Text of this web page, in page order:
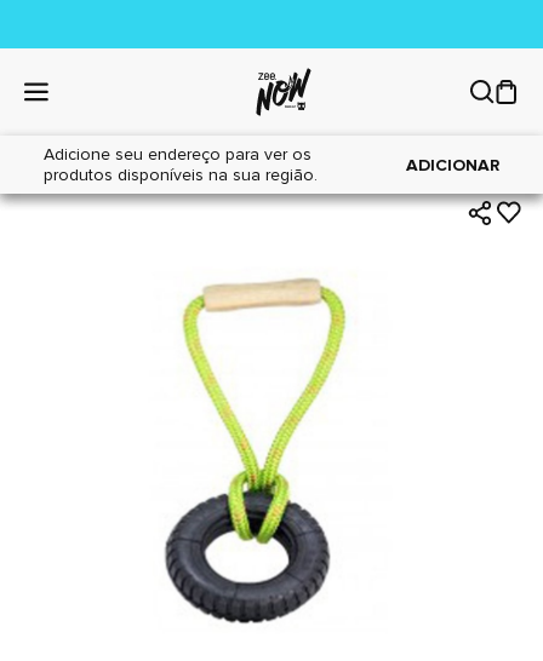
Adicione seu endereço para ver os
produtos disponíveis na sua região.
ADICIONAR
Home|Cães|Brinquedos